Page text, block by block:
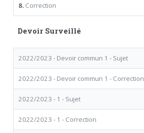
8.Correction
Devoir Surveillé
2022/2023 - Devoir commun 1 - Sujet
2022/2023 - Devoir commun 1 - Correction
2022/2023 - 1 - Sujet
2022/2023 - 1 - Correction